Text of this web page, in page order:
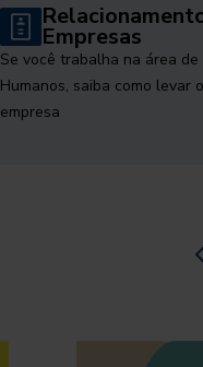
Empresas
Se você trabalha na área de
Humanos, saiba como levar
empresa